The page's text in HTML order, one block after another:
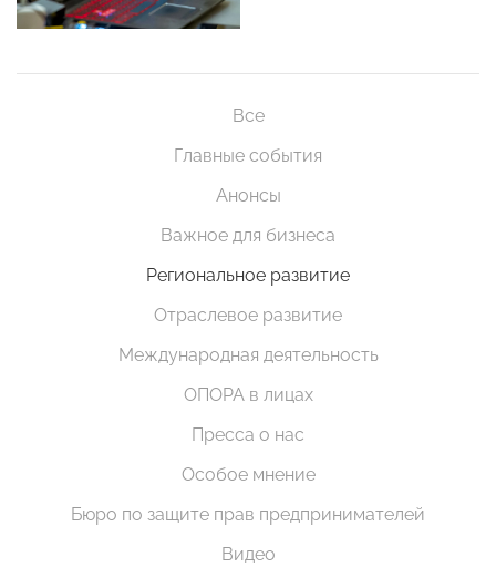
Все
Главные события
Анонсы
Важное для бизнеса
Региональное развитие
Отраслевое развитие
Международная деятельность
ОПОРА в лицах
Пресса о нас
Особое мнение
Бюро по защите прав предпринимателей
Видео